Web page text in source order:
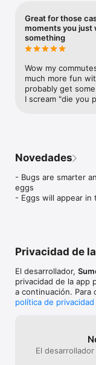
Great for those
moments you just
something
Wow my
much more fun
probably get
I scream "die you
Novedades
- Bugs are smarter
eggs
- Eggs will appear in
Privacidad de
El desarrollador,
privacidad de la app
a continuación. Para
política de
El